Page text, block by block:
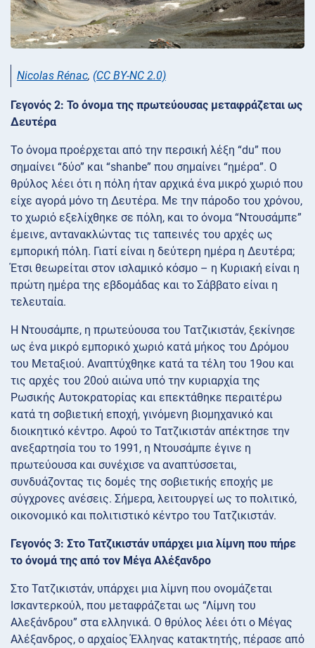
Nicolas Rénac, (CC BY-NC 2.0)
Γεγονός 2: Το όνομα της πρωτεύουσας μεταφράζεται ως
Δευτέρα
Το όνομα προέρχεται από την περσική λέξη “du” που
σημαίνει “δύο” και “shanbe” που σημαίνει “ημέρα”. Ο
θρύλος λέει ότι η πόλη ήταν αρχικά ένα μικρό χωριό που
είχε αγορά μόνο τη Δευτέρα. Με την πάροδο του χρόνου,
το χωριό εξελίχθηκε σε πόλη, και το όνομα “Ντουσάμπε”
έμεινε, αντανακλώντας τις ταπεινές του αρχές ως
εμπορική πόλη. Γιατί είναι η δεύτερη ημέρα η Δευτέρα;
Έτσι θεωρείται στον ισλαμικό κόσμο – η Κυριακή είναι η
πρώτη ημέρα της εβδομάδας και το Σάββατο είναι η
τελευταία.
Η Ντουσάμπε, η πρωτεύουσα του Τατζικιστάν, ξεκίνησε
ως ένα μικρό εμπορικό χωριό κατά μήκος του Δρόμου
του Μεταξιού. Αναπτύχθηκε κατά τα τέλη του 19ου και
τις αρχές του 20ού αιώνα υπό την κυριαρχία της
Ρωσικής Αυτοκρατορίας και επεκτάθηκε περαιτέρω
κατά τη σοβιετική εποχή, γινόμενη βιομηχανικό και
διοικητικό κέντρο. Αφού το Τατζικιστάν απέκτησε την
ανεξαρτησία του το 1991, η Ντουσάμπε έγινε η
πρωτεύουσα και συνέχισε να αναπτύσσεται,
συνδυάζοντας τις δομές της σοβιετικής εποχής με
σύγχρονες ανέσεις. Σήμερα, λειτουργεί ως το πολιτικό,
οικονομικό και πολιτιστικό κέντρο του Τατζικιστάν.
Γεγονός 3: Στο Τατζικιστάν υπάρχει μια λίμνη που πήρε
το όνομά της από τον Μέγα Αλέξανδρο
Στο Τατζικιστάν, υπάρχει μια λίμνη που ονομάζεται
Ισκαντερκούλ, που μεταφράζεται ως “Λίμνη του
Αλεξάνδρου” στα ελληνικά. Ο θρύλος λέει ότι ο Μέγας
Αλέξανδρος, ο αρχαίος Έλληνας κατακτητής, πέρασε από